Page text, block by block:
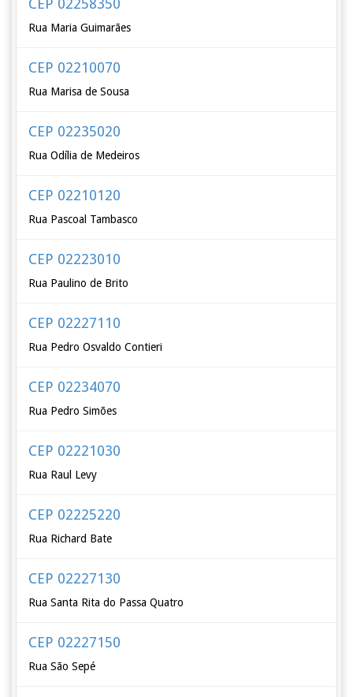
CEP 02258350
Rua Maria Guimarães
CEP 02210070
Rua Marisa de Sousa
CEP 02235020
Rua Odília de Medeiros
CEP 02210120
Rua Pascoal Tambasco
CEP 02223010
Rua Paulino de Brito
CEP 02227110
Rua Pedro Osvaldo Contieri
CEP 02234070
Rua Pedro Simões
CEP 02221030
Rua Raul Levy
CEP 02225220
Rua Richard Bate
CEP 02227130
Rua Santa Rita do Passa Quatro
CEP 02227150
Rua São Sepé